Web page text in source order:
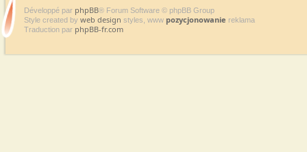
Développé par phpBB® Forum Software © phpBB Group
Style created by web design styles, www pozycjonowanie reklama
Traduction par phpBB-fr.com